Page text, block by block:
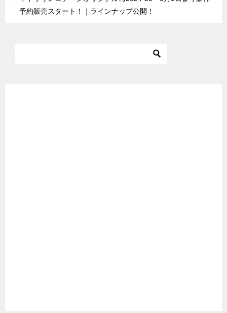
予約販売スタート！｜ラインナップ公開！